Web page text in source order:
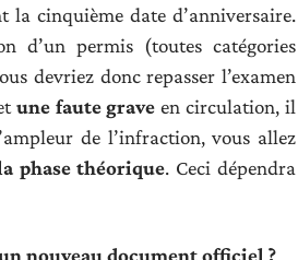
la cinquième date d’anniversaire.
d’un permis (toutes catégories
devriez donc repasser l’examen
une faute grave en circulation, il
de l’infraction, vous allez
phase théorique. Ceci dépendra
nouveau document officiel ?